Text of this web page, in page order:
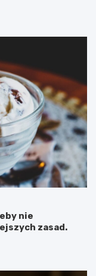
nie
zasad.